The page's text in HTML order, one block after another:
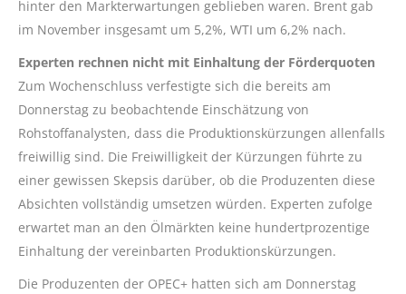
hinter den Markterwartungen geblieben waren. Brent gab
im November insgesamt um 5,2%, WTI um 6,2% nach.
Experten rechnen nicht mit Einhaltung der Förderquoten
Zum Wochenschluss verfestigte sich die bereits am
Donnerstag zu beobachtende Einschätzung von
Rohstoffanalysten, dass die Produktionskürzungen allenfalls
freiwillig sind. Die Freiwilligkeit der Kürzungen führte zu
einer gewissen Skepsis darüber, ob die Produzenten diese
Absichten vollständig umsetzen würden. Experten zufolge
erwartet man an den Ölmärkten keine hundertprozentige
Einhaltung der vereinbarten Produktionskürzungen.
Die Produzenten der OPEC+ hatten sich am Donnerstag